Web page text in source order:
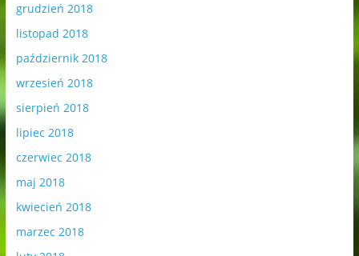
grudzień 2018
listopad 2018
październik 2018
wrzesień 2018
sierpień 2018
lipiec 2018
czerwiec 2018
maj 2018
kwiecień 2018
marzec 2018